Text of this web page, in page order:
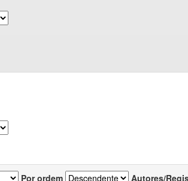
Por ordem Autores/